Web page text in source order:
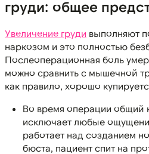
груди: общее
Увеличение груди выполняют
наркозом и это полностью
Послеоперационная боль
можно сравнить с мышечной
как правило, хорошо
Во время операции общий
исключает любые
работает над созданием
бюста, пациент спит на